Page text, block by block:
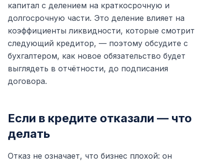
капитал с делением на краткосрочную и
долгосрочную части. Это деление влияет на
коэффициенты ликвидности, которые смотрит
следующий кредитор, — поэтому обсудите с
бухгалтером, как новое обязательство будет
выглядеть в отчётности, до подписания
договора.
Если в кредите отказали — что
делать
Отказ не означает, что бизнес плохой: он